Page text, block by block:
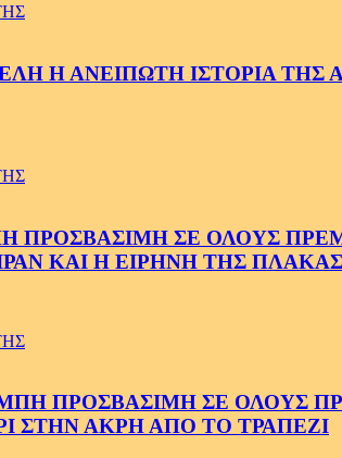
Η ΑΝΕΙΠΩΤΗ ΙΣΤΟΡΙΑ ΤΗΣ
ΣΕ ΟΛΟΥΣ
ΚΑΙ Η ΕΙΡΗΝΗ ΤΗΣ ΠΛΑΚΑΣ
ΠΡΟΣΒΑΣΙΜΗ ΣΕ ΟΛΟΥΣ
ΣΤΗΝ ΑΚΡΗ ΑΠΟ ΤΟ ΤΡΑΠΕΖΙ